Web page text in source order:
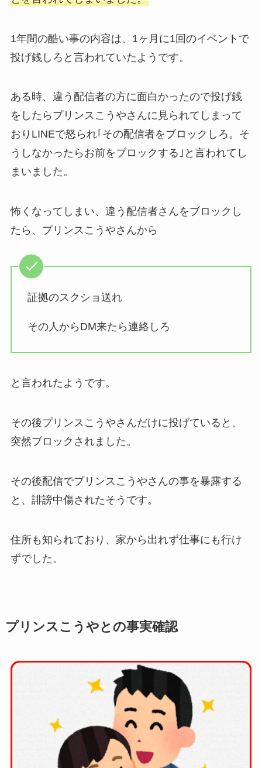
1年間の酷い事の内容は、1ヶ月に1回のイベントで
投げ銭しろと言われていたようです。
ある時、違う配信者の方に面白かったので投げ銭
をしたらプリンスこうやさんに見られてしまって
おりLINEで怒られ｢その配信者をブロックしろ。そ
うしなかったらお前をブロックする｣と言われてし
まいました。
怖くなってしまい、違う配信者さんをブロックし
たら、プリンスこうやさんから
証拠のスクショ送れ
その人からDM来たら連絡しろ
と言われたようです。
その後プリンスこうやさんだけに投げていると、
突然ブロックされました。
その後配信でプリンスこうやさんの事を暴露する
と、誹謗中傷されたそうです。
住所も知られており、家から出れず仕事にも行け
ずでした。
プリンスこうやとの事実確認